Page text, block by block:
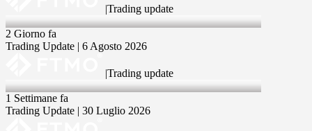
|Trading update
6 Aug 2026
2 Giorno fa
Trading Update | 6 Agosto 2026
|Trading update
30 Jul 2026
1 Settimane fa
Trading Update | 30 Luglio 2026